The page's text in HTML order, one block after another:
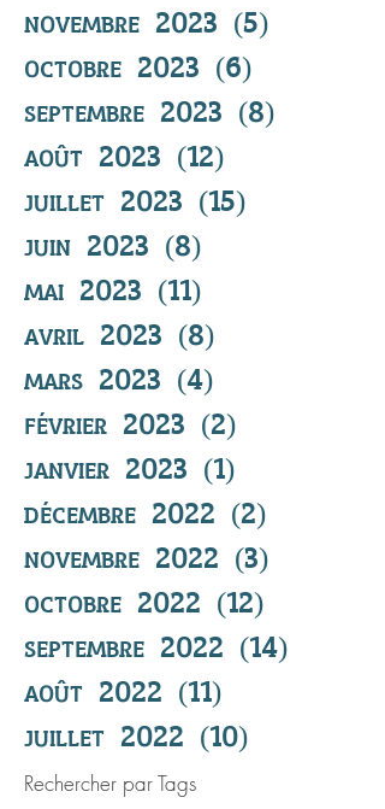
novembre 2023 (5)
octobre 2023 (6)
septembre 2023 (8)
août 2023 (12)
juillet 2023 (15)
juin 2023 (8)
mai 2023 (11)
avril 2023 (8)
mars 2023 (4)
février 2023 (2)
janvier 2023 (1)
décembre 2022 (2)
novembre 2022 (3)
octobre 2022 (12)
septembre 2022 (14)
août 2022 (11)
juillet 2022 (10)
Rechercher par Tags